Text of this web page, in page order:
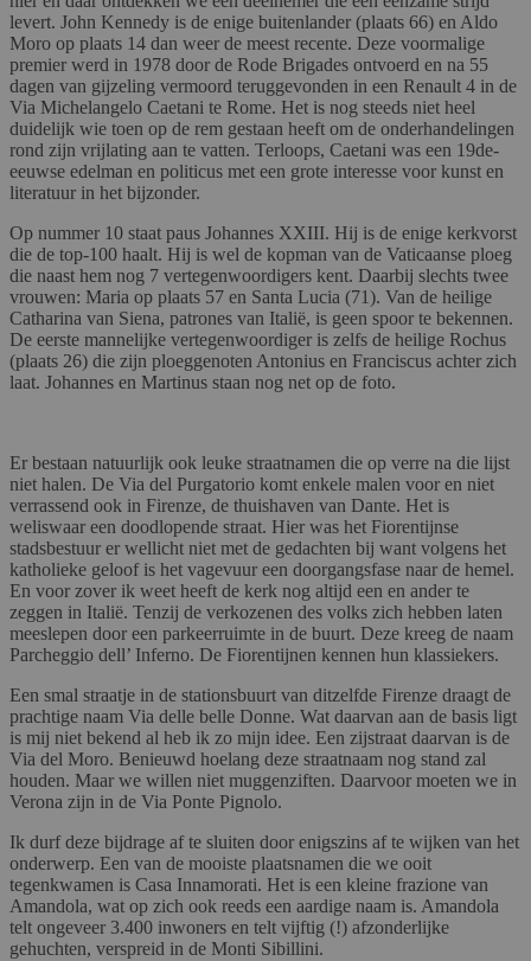
levert. John Kennedy is de enige buitenlander (plaats 66) en Aldo
Moro op plaats 14 dan weer de meest recente. Deze voormalige
premier werd in 1978 door de Rode Brigades ontvoerd en na 55
dagen van gijzeling vermoord teruggevonden in een Renault 4 in de
Via Michelangelo Caetani te Rome. Het is nog steeds niet heel
duidelijk wie toen op de rem gestaan heeft om de onderhandelingen
rond zijn vrijlating aan te vatten. Terloops, Caetani was een 19de-
eeuwse edelman en politicus met een grote interesse voor kunst en
literatuur in het bijzonder.
Op nummer 10 staat paus Johannes XXIII. Hij is de enige kerkvorst
die de top-100 haalt. Hij is wel de kopman van de Vaticaanse ploeg
die naast hem nog 7 vertegenwoordigers kent. Daarbij slechts twee
vrouwen: Maria op plaats 57 en Santa Lucia (71). Van de heilige
Catharina van Siena, patrones van Italië, is geen spoor te bekennen.
De eerste mannelijke vertegenwoordiger is zelfs de heilige Rochus
(plaats 26) die zijn ploeggenoten Antonius en Franciscus achter zich
laat. Johannes en Martinus staan nog net op de foto.
Er bestaan natuurlijk ook leuke straatnamen die op verre na die lijst
niet halen. De Via del Purgatorio komt enkele malen voor en niet
verrassend ook in Firenze, de thuishaven van Dante. Het is
weliswaar een doodlopende straat. Hier was het Fiorentijnse
stadsbestuur er wellicht niet met de gedachten bij want volgens het
katholieke geloof is het vagevuur een doorgangsfase naar de hemel.
En voor zover ik weet heeft de kerk nog altijd een en ander te
zeggen in Italië. Tenzij de verkozenen des volks zich hebben laten
meeslepen door een parkeerruimte in de buurt. Deze kreeg de naam
Parcheggio dell’ Inferno. De Fiorentijnen kennen hun klassiekers.
Een smal straatje in de stationsbuurt van ditzelfde Firenze draagt de
prachtige naam Via delle belle Donne. Wat daarvan aan de basis ligt
is mij niet bekend al heb ik zo mijn idee. Een zijstraat daarvan is de
Via del Moro. Benieuwd hoelang deze straatnaam nog stand zal
houden. Maar we willen niet muggenziften. Daarvoor moeten we in
Verona zijn in de Via Ponte Pignolo.
Ik durf deze bijdrage af te sluiten door enigszins af te wijken van het
onderwerp. Een van de mooiste plaatsnamen die we ooit
tegenkwamen is Casa Innamorati. Het is een kleine frazione van
Amandola, wat op zich ook reeds een aardige naam is. Amandola
telt ongeveer 3.400 inwoners en telt vijftig (!) afzonderlijke
gehuchten, verspreid in de Monti Sibillini.